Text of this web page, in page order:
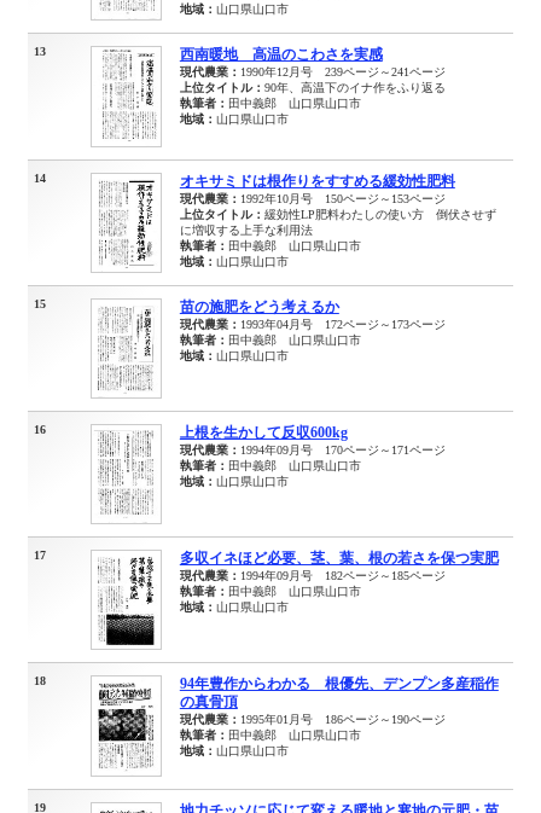
地域： 山口県山口市
13 西南暖地 高温のこわさを実感
現代農業： 1990年12月号 239ページ～241ページ
上位タイトル： 90年、高温下のイナ作をふり返る
執筆者： 田中義郎 山口県山口市
地域： 山口県山口市
14 オキサミドは根作りをすすめる緩効性肥料
現代農業： 1992年10月号 150ページ～153ページ
上位タイトル： 緩効性LP肥料わたしの使い方 倒伏させず
に増収する上手な利用法
執筆者： 田中義郎 山口県山口市
地域： 山口県山口市
15 苗の施肥をどう考えるか
現代農業： 1993年04月号 172ページ～173ページ
執筆者： 田中義郎 山口県山口市
地域： 山口県山口市
16 上根を生かして反収600kg
現代農業： 1994年09月号 170ページ～171ページ
執筆者： 田中義郎 山口県山口市
地域： 山口県山口市
17 多収イネほど必要、茎、葉、根の若さを保つ実肥
現代農業： 1994年09月号 182ページ～185ページ
執筆者： 田中義郎 山口県山口市
地域： 山口県山口市
18
94年豊作からわかる 根優先、デンプン多産稲作
の真骨頂
現代農業： 1995年01月号 186ページ～190ページ
執筆者： 田中義郎 山口県山口市
地域： 山口県山口市
19